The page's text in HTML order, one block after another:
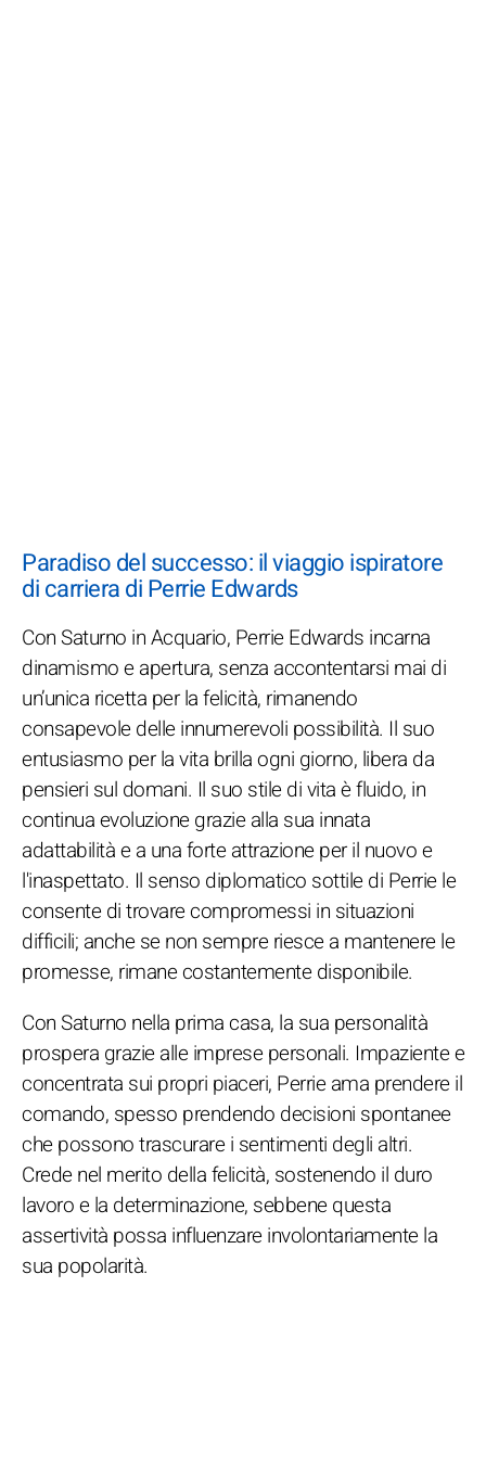
Paradiso del successo: il viaggio ispiratore
di carriera di Perrie Edwards
Con Saturno in Acquario, Perrie Edwards incarna
dinamismo e apertura, senza accontentarsi mai di
un’unica ricetta per la felicità, rimanendo
consapevole delle innumerevoli possibilità. Il suo
entusiasmo per la vita brilla ogni giorno, libera da
pensieri sul domani. Il suo stile di vita è fluido, in
continua evoluzione grazie alla sua innata
adattabilità e a una forte attrazione per il nuovo e
l'inaspettato. Il senso diplomatico sottile di Perrie le
consente di trovare compromessi in situazioni
difficili; anche se non sempre riesce a mantenere le
promesse, rimane costantemente disponibile.
Con Saturno nella prima casa, la sua personalità
prospera grazie alle imprese personali. Impaziente e
concentrata sui propri piaceri, Perrie ama prendere il
comando, spesso prendendo decisioni spontanee
che possono trascurare i sentimenti degli altri.
Crede nel merito della felicità, sostenendo il duro
lavoro e la determinazione, sebbene questa
assertività possa influenzare involontariamente la
sua popolarità.